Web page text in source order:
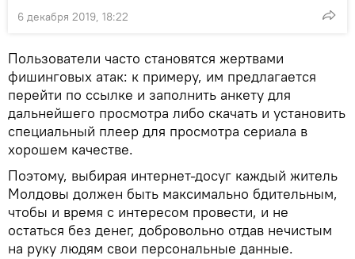
6 декабря 2019, 18:22
Пользователи часто становятся жертвами
фишинговых атак: к примеру, им предлагается
перейти по ссылке и заполнить анкету для
дальнейшего просмотра либо скачать и установить
специальный плеер для просмотра сериала в
хорошем качестве.
Поэтому, выбирая интернет-досуг каждый житель
Молдовы должен быть максимально бдительным,
чтобы и время с интересом провести, и не
остаться без денег, добровольно отдав нечистым
на руку людям свои персональные данные.